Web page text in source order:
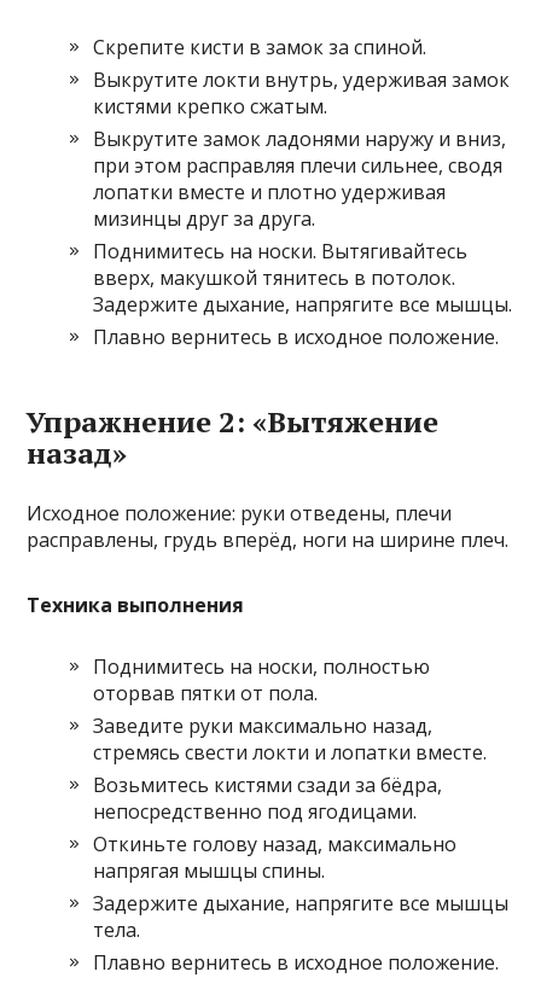
Скрепите кисти в замок за спиной.
Выкрутите локти внутрь, удерживая замок
кистями крепко сжатым.
Выкрутите замок ладонями наружу и вниз,
при этом расправляя плечи сильнее, сводя
лопатки вместе и плотно удерживая
мизинцы друг за друга.
Поднимитесь на носки. Вытягивайтесь
вверх, макушкой тянитесь в потолок.
Задержите дыхание, напрягите все мышцы.
Плавно вернитесь в исходное положение.
Упражнение 2: «Вытяжение
назад»
Исходное положение: руки отведены, плечи
расправлены, грудь вперёд, ноги на ширине плеч.
Техника выполнения
Поднимитесь на носки, полностью
оторвав пятки от пола.
Заведите руки максимально назад,
стремясь свести локти и лопатки вместе.
Возьмитесь кистями сзади за бёдра,
непосредственно под ягодицами.
Откиньте голову назад, максимально
напрягая мышцы спины.
Задержите дыхание, напрягите все мышцы
тела.
Плавно вернитесь в исходное положение.